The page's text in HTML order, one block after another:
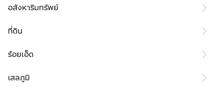
อสังหาริมทรัพย์
ที่ดิน
ร้อยเอ็ด
เสลภูมิ